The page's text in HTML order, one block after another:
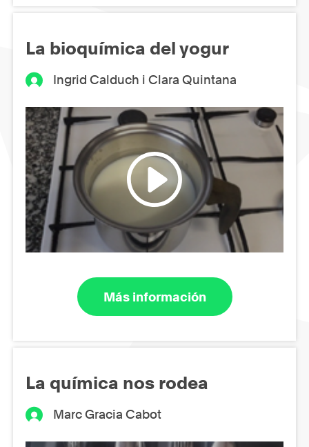
La bioquímica del yogur
Ingrid Calduch i Clara Quintana
Más información
La química nos rodea
Marc Gracia Cabot